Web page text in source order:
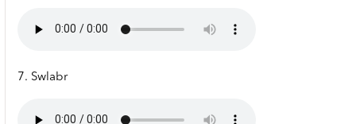
7. Swlabr